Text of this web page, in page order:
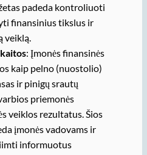
padeda kontroliuoti
finansinius tikslus ir
veiklą.
: Įmonės finansinės
kaip pelno (nuostolio)
ir pinigų srautų
priemonės
veiklos rezultatus. Šios
įmonės vadovams ir
informuotus